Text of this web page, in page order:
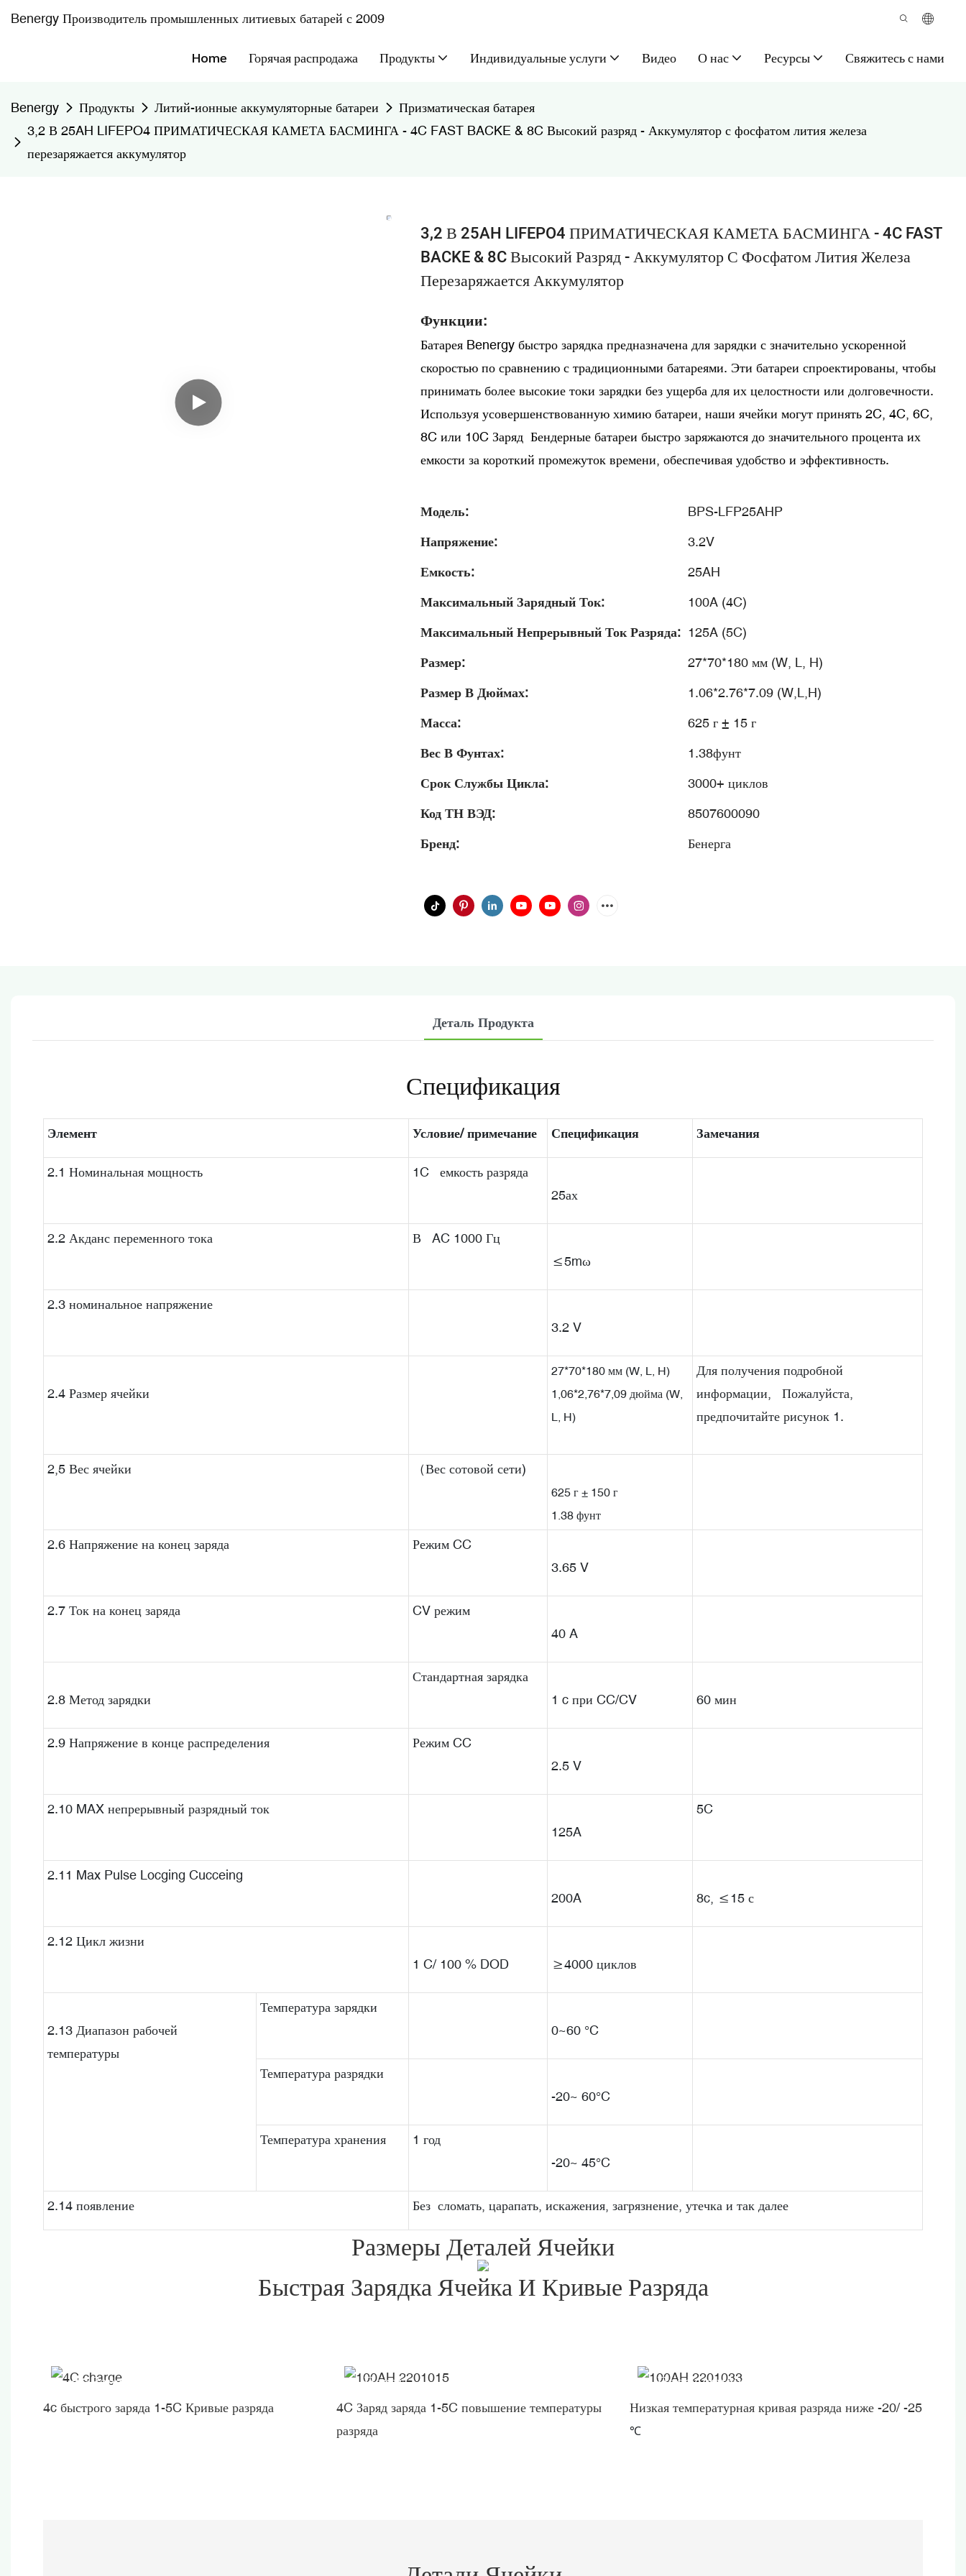
Benergy Производитель промышленных литиевых батарей с 2009
Home Горячая распродажа Продукты Индивидуальные услуги Видео О нас Ресурсы Свяжитесь с нами
Benergy Продукты Литий-ионные аккумуляторные батареи
Призматическая батарея
3,2 В 25AH LIFEPO4 ПРИМАТИЧЕСКАЯ КАМЕТА БАСМИНГА - 4C FAST BACKE & 8C Высокий разряд - Аккумулятор с фосфатом лития железа
перезаряжается аккумулятор
3,2 В 25AH LIFEPO4 ПРИМАТИЧЕСКАЯ КАМЕТА БАСМИНГА - 4C FAST
BACKE & 8C Высокий Разряд - Аккумулятор С Фосфатом Лития Железа
Перезаряжается Аккумулятор
Функции:
Батарея Benergy быстро зарядка предназначена для зарядки с значительно ускоренной
скоростью по сравнению с традиционными батареями. Эти батареи спроектированы, чтобы
принимать более высокие токи зарядки без ущерба для их целостности или долговечности.
Используя усовершенствованную химию батареи, наши ячейки могут принять 2C, 4C, 6C,
8C или 10C Заряд Бендерные батареи быстро заряжаются до значительного процента их
емкости за короткий промежуток времени, обеспечивая удобство и эффективность.
Модель:
BPS-LFP25AHP
Напряжение:
3.2V
Емкость:
25AH
Максимальный Зарядный Ток:
100A (4C)
Максимальный Непрерывный Ток Разряда: 125A (5C)
Размер:
27*70*180 мм (W, L, H)
Размер В Дюймах:
1.06*2.76*7.09 (W,L,H)
Масса:
625 г ± 15 г
Вес В Фунтах:
1.38фунт
Срок Службы Цикла:
3000+ циклов
Код ТН ВЭД:
8507600090
Бренд:
Бенерга
Деталь Продукта
Спецификация
Элемент Условие/ примечание Спецификация Замечания
2.1 Номинальная мощность
1C емкость разряда
25ах
2.2 Акданс переменного тока
В AC 1000 Гц
≤5mω
2.3 номинальное напряжение
3.2 V
2.4 Размер ячейки
27*70*180 мм (W, L, H)
1,06*2,76*7,09 дюйма (W,
L, H)
Для получения подробной
информации, Пожалуйста,
предпочитайте рисунок 1.
2,5 Вес ячейки （Вес сотовой сети)
625 г ± 150 г
1.38 фунт
2.6 Напряжение на конец заряда
Режим CC
3.65 V
2.7 Ток на конец заряда
CV режим
40 A
2.8 Метод зарядки
Стандартная зарядка
1 c при CC/CV
60 мин
2.9 Напряжение в конце распределения
Режим CC
2.5 V
2.10 MAX непрерывный разрядный ток
125A
5C
2.11 Max Pulse Locging Cucceing
200A
8c, ≤15 с
2.12 Цикл жизни
1 C/ 100 % DOD
≥4000 циклов
2.13 Диапазон рабочей
температуры
Температура зарядки
0~60 °C
Температура разрядки
-20~ 60°C
Температура хранения
1 год
-20~ 45°C
2.14 появление Без сломать, царапать, искажения, загрязнение, утечка и так далее
Размеры Деталей Ячейки
Быстрая Зарядка Ячейка И Кривые Разряда
4c Заряд
4c быстрого заряда 1-5C Кривые разряда
Пакеты
4C Заряд заряда 1-5C повышение температуры
разряда
Профессиональные Пакеты
Низкая температурная кривая разряда ниже -20/ -25
℃